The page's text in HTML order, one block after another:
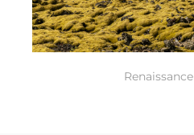
Renaissance